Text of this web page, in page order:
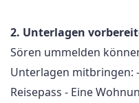
2. Unterlagen
Sören ummelden
Unterlagen mitbringen:
Reisepass - Eine